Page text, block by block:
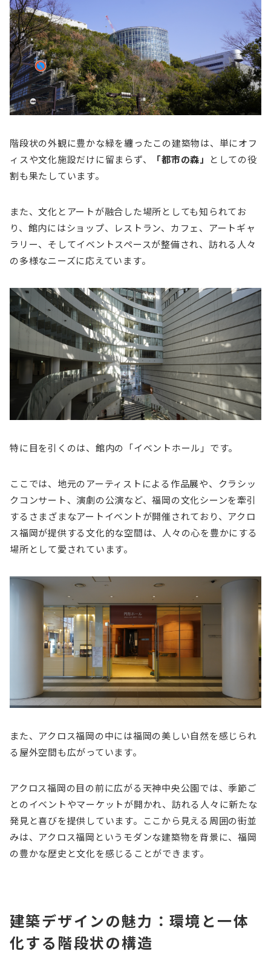
階段状の外観に豊かな緑を纏ったこの建築物は、単にオフ
ィスや文化施設だけに留まらず、
「都市の森」
としての役
割も果たしています。
また、文化とアートが融合した場所としても知られてお
り、館内にはショップ、レストラン、カフェ、アートギャ
ラリー、そしてイベントスペースが整備され、訪れる人々
の多様なニーズに応えています。
特に目を引くのは、館内の「イベントホール」です。
ここでは、地元のアーティストによる作品展や、クラシッ
クコンサート、演劇の公演など、福岡の文化シーンを牽引
するさまざまなアートイベントが開催されており、アクロ
ス福岡が提供する文化的な空間は、人々の心を豊かにする
場所として愛されています。
また、アクロス福岡の中には福岡の美しい自然を感じられ
る屋外空間も広がっています。
アクロス福岡の目の前に広がる天神中央公園では、季節ご
とのイベントやマーケットが開かれ、訪れる人々に新たな
発見と喜びを提供しています。ここから見える周囲の街並
みは、アクロス福岡というモダンな建築物を背景に、福岡
の豊かな歴史と文化を感じることができます。
建築デザインの魅力：環境と一体
化する階段状の構造